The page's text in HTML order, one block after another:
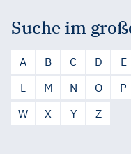
Suche im
A B C D E
L
M N O P
W
X Y Z